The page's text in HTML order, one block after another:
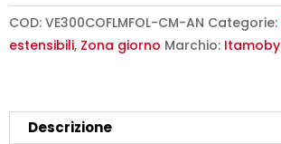
Flame
cemento
COD: VE300COFLMFOL-CM-AN Categorie:
estensibili, Zona giorno Marchio: Itamoby
Descrizione